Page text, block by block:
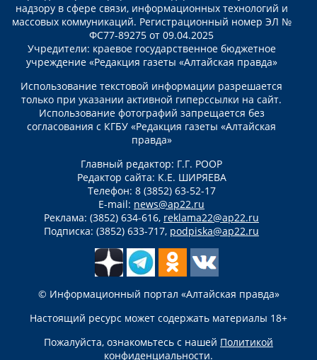
надзору в сфере связи, информационных технологий и
массовых коммуникаций. Регистрационный номер ЭЛ №
ФС77-89275 от 09.04.2025
Учредители: краевое государственное бюджетное
учреждение «Редакция газеты «Алтайская правда»
Использование текстовой информации разрешается
только при указании активной гиперссылки на сайт.
Использование фотографий запрещается без
согласования с КГБУ «Редакция газеты «Алтайская
правда»
Главный редактор: Г.Г. РООР
Редактор сайта: К.Е. ШИРЯЕВА
Телефон: 8 (3852) 63-52-17
E-mail: news@ap22.ru
Реклама: (3852) 634-616, reklama22@ap22.ru
Подписка: (3852) 633-717, podpiska@ap22.ru
© Информационный портал «Алтайская правда»
Настоящий ресурс может содержать материалы 18+
Пожалуйста, ознакомьтесь с нашей Политикой
конфиденциальности.